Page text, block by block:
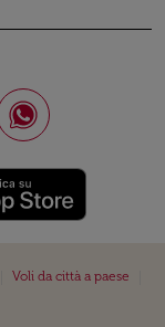
Voli da città a paese